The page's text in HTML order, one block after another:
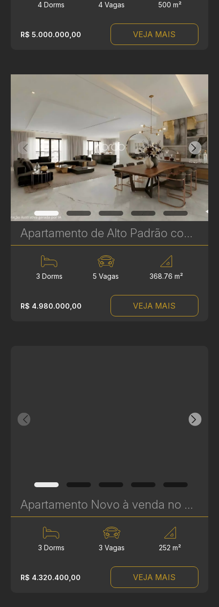
4 Dorms 4 Vagas 500 m²
R$ 5.000.000,00 VEJA MAIS
Apartamento de Alto Padrão com 3 Suítes à venda no Ecoville - 368 m² - Vista Definitiva para o Parque Barigui | Ref. 685
3 Dorms 5 Vagas 368.76 m²
R$ 4.980.000,00 VEJA MAIS
Apartamento Novo à venda no Cabral em Curitiba - Fifty - Plaenge | Ref. 604
3 Dorms 3 Vagas 252 m²
R$ 4.320.400,00 VEJA MAIS